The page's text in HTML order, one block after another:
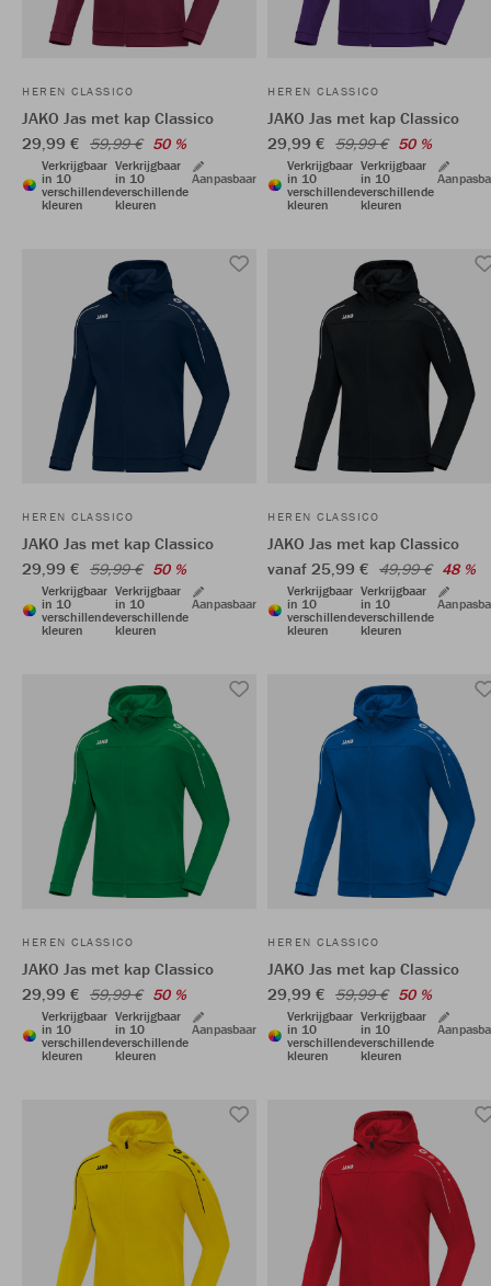
HEREN CLASSICO
JAKO Jas met kap Classico
29,99 € 59,99 € 50 %
Verkrijgbaar
in 10
verschillende
kleuren
Verkrijgbaar
in 10
verschillende
kleuren
Aanpasbaar
HEREN CLASSICO
JAKO Jas met kap Classico
29,99 € 59,99 € 50 %
Verkrijgbaar
in 10
verschillende
kleuren
Verkrijgbaar
in 10
verschillende
kleuren
HEREN CLASSICO
JAKO Jas met kap Classico
29,99 € 59,99 € 50 %
Verkrijgbaar
in 10
verschillende
kleuren
Verkrijgbaar
in 10
verschillende
kleuren
Aanpasbaar
HEREN CLASSICO
JAKO Jas met kap Classico
vanaf 25,99 € 49,99 € 48 %
Verkrijgbaar
in 10
verschillende
kleuren
Verkrijgbaar
in 10
verschillende
kleuren
HEREN CLASSICO
JAKO Jas met kap Classico
29,99 € 59,99 € 50 %
Verkrijgbaar
in 10
verschillende
kleuren
Verkrijgbaar
in 10
verschillende
kleuren
Aanpasbaar
HEREN CLASSICO
JAKO Jas met kap Classico
29,99 € 59,99 € 50 %
Verkrijgbaar
in 10
verschillende
kleuren
Verkrijgbaar
in 10
verschillende
kleuren